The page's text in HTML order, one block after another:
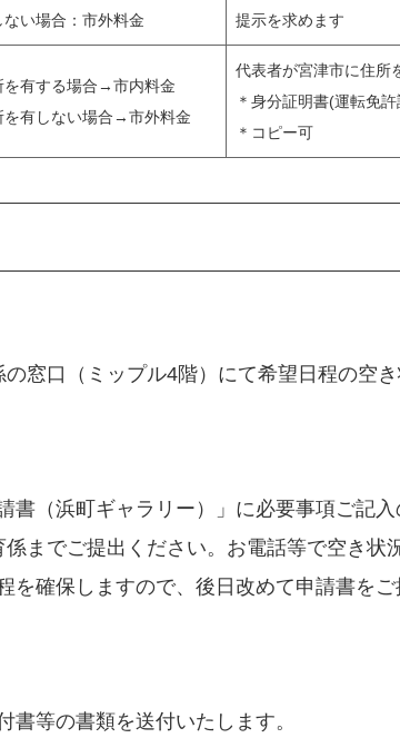
い場合：市外料金
提示を求めます
を有する場合→市内料金
を有しない場合→市外料金
代表者が宮津市に住所
＊身分証明書(運転免
＊コピー可
窓口（ミップル4階）にて希望日程の空
書（浜町ギャラリー）」に必要事項ご記入
までご提出ください。お電話等で空き状
を確保しますので、後日改めて申請書を
書等の書類を送付いたします。